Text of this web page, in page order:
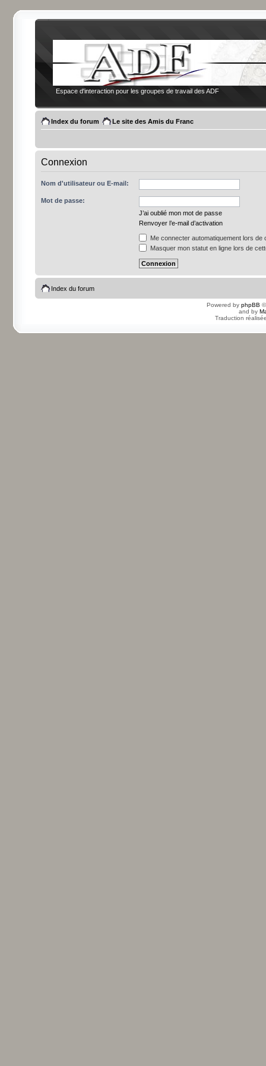
Espace d'interaction pour les groupes de travail des ADF
Index du forum Le site des Amis du Franc
Connexion
Nom d'utilisateur ou E-mail:
Mot de passe:
J’ai oublié mon mot de passe
Renvoyer l’e-mail d’activation
Me connecter automatiquement lors de
Masquer mon statut en ligne lors de
Index du forum
Powered by phpBB
and by
Traduction